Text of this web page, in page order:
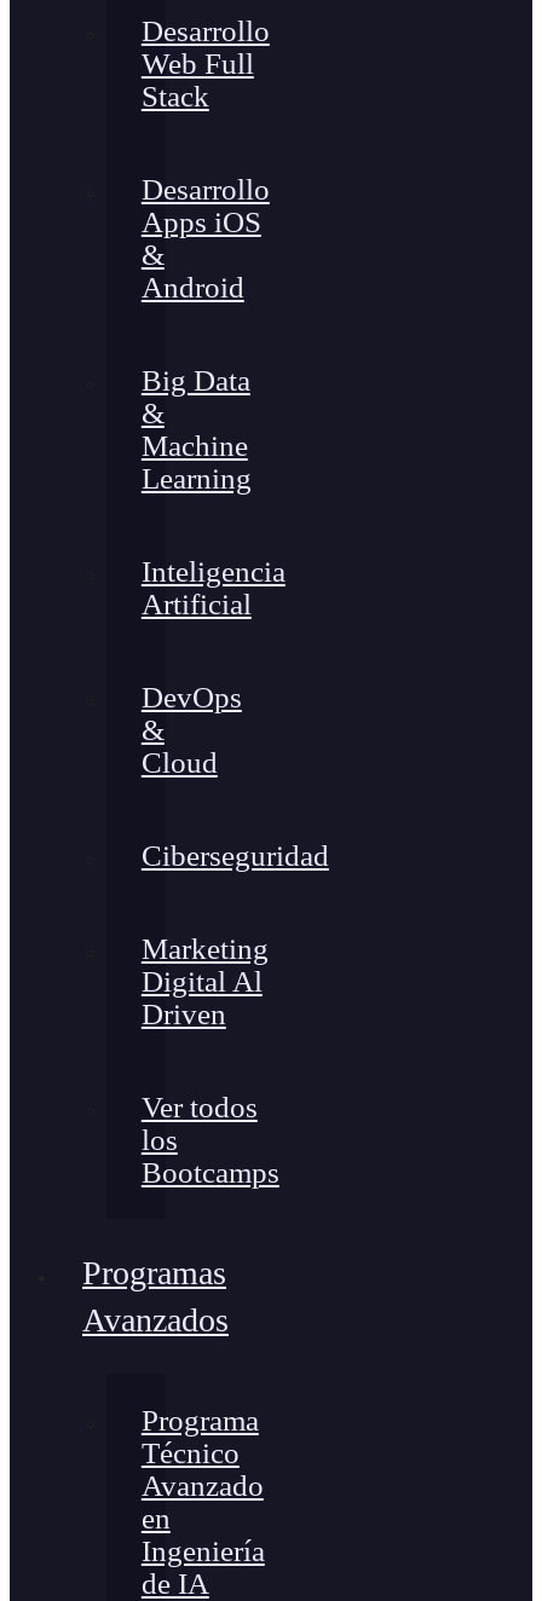
Desarrollo
Web Full
Stack
Desarrollo
Apps iOS
&
Android
Big Data
&
Machine
Learning
Inteligencia
Artificial
DevOps
&
Cloud
Ciberseguridad
Marketing
Digital Al
Driven
Ver todos
los
Bootcamps
Programas
Avanzados
Programa
Técnico
Avanzado
en
Ingeniería
de IA